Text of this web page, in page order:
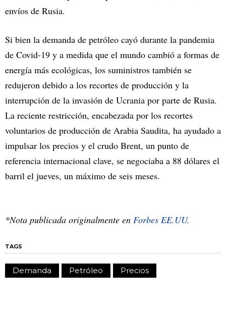
envíos de Rusia.
Si bien la demanda de petróleo cayó durante la pandemia
de Covid-19 y a medida que el mundo cambió a formas de
energía más ecológicas, los suministros también se
redujeron debido a los recortes de producción y la
interrupción de la invasión de Ucrania por parte de Rusia.
La reciente restricción, encabezada por los recortes
voluntarios de producción de Arabia Saudita, ha ayudado a
impulsar los precios y el crudo Brent, un punto de
referencia internacional clave, se negociaba a 88 dólares el
barril el jueves, un máximo de seis meses.
*Nota publicada originalmente en Forbes EE.UU.
TAGS
Demanda Petróleo Precios